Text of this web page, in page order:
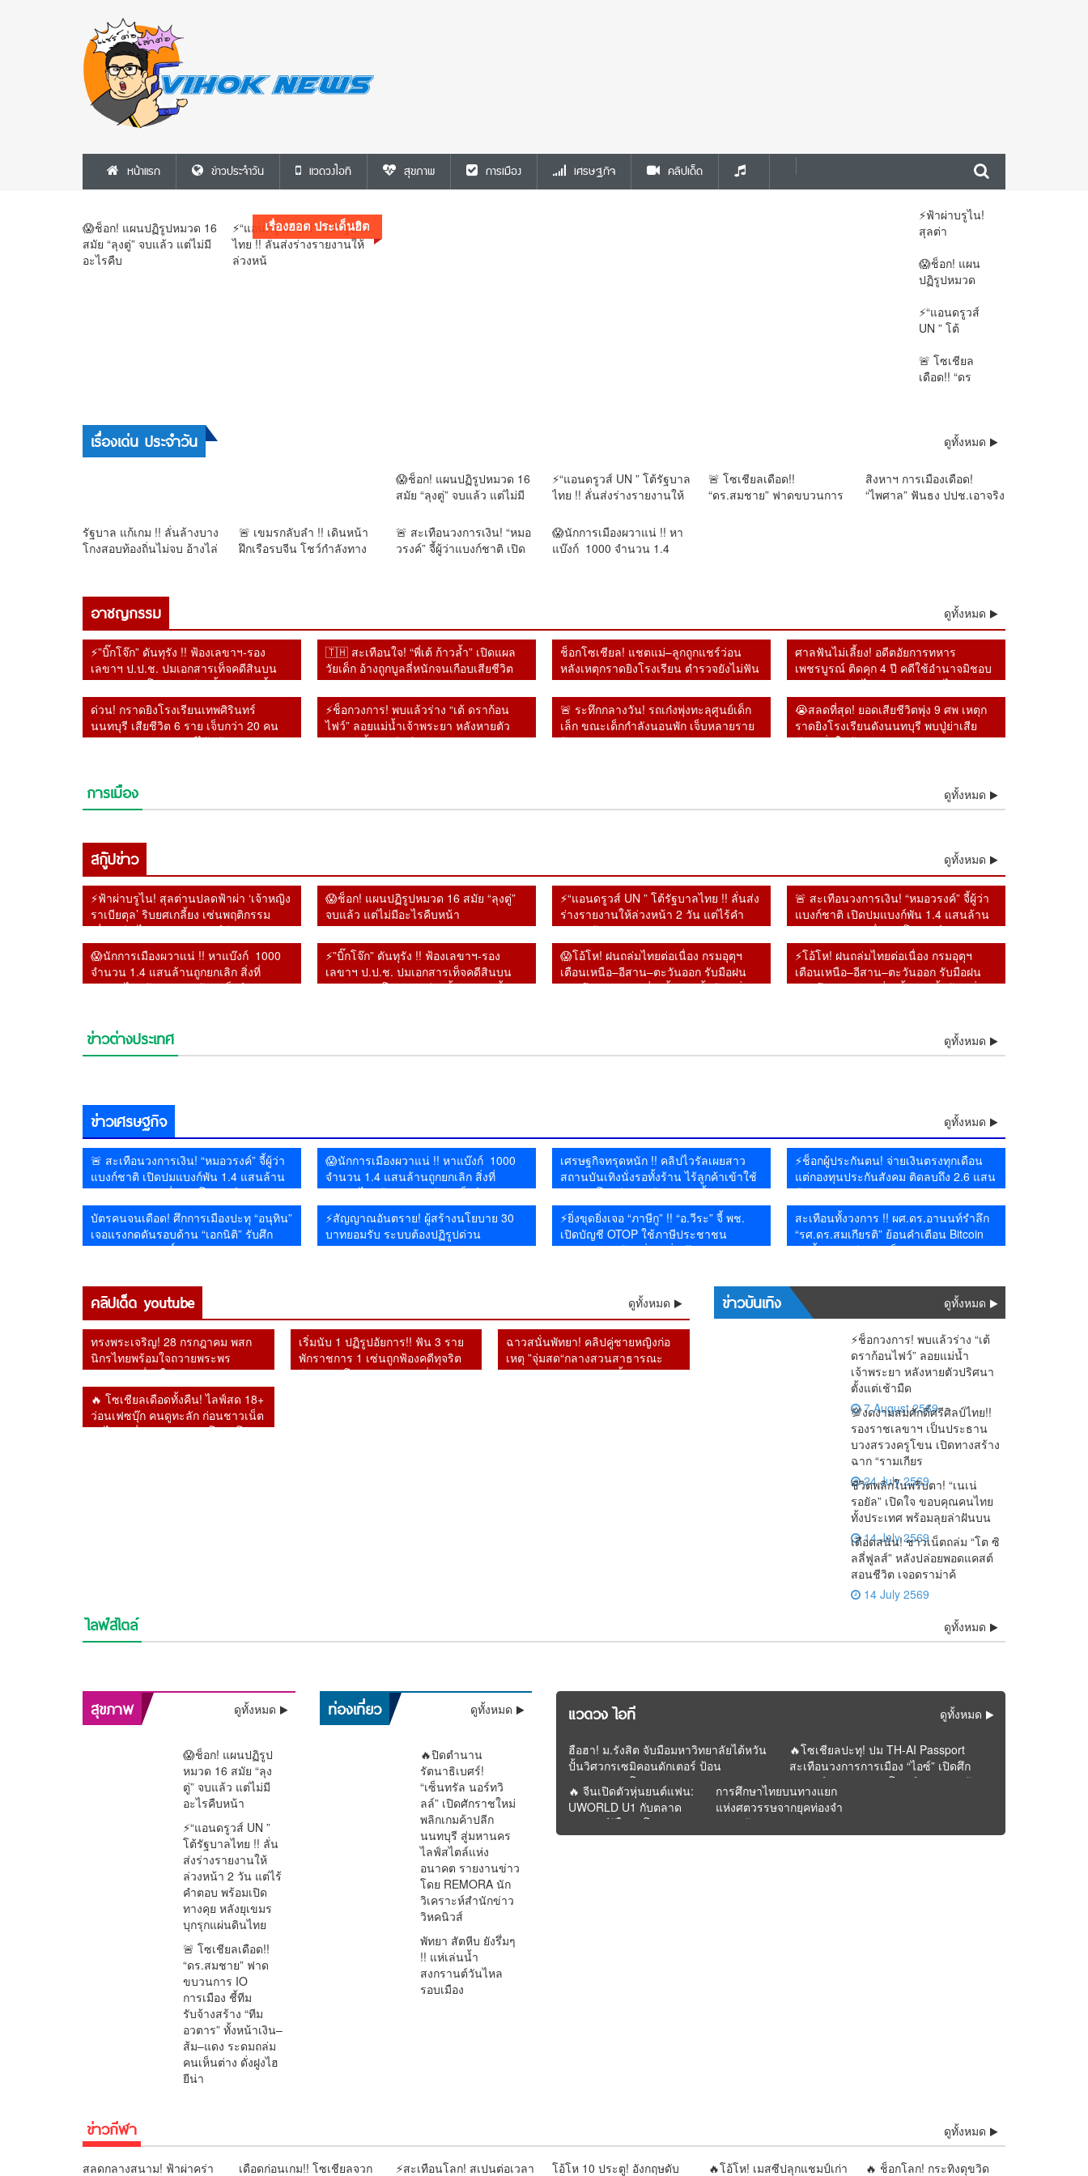
หน้าแรก ข่าวประจำวัน แวดวงไอที สุขภาพ การเมือง เศรษฐกิจ คลิปเด็ด
เรื่องฮอต ประเด็นฮิต
ราเบียตุล’ ริบยศเกลี้ยง เซ่นพฤติกรรมเสื่อม
เสีย-ไม่เคารพราชวงศ์😱
😱ช็อก! แผนปฏิรูปหมวด 16
สมัย “ลุงตู่” จบแล้ว แต่ไม่มี
อะไรคืบ
⚡“แอนดรูวส์ UN ” โต้รัฐบาล
ไทย !! ลั่นส่งร่างรายงานให้
ล่วงหน้
ริบยศเกลี้ยง เซ่นพฤติกรรมเสื่อมเสีย-ไม่เคารพ
ราชวงศ์😱
⚡ฟ้าผ่าบรูไน!
สุลต่า
😱ช็อก! แผน
ปฏิรูปหมวด
⚡“แอนดรูวส์
UN ” โต้
🚨 โซเชียล
เดือด!! “ดร
เรื่องเด่น ประจำวัน ดูทั้งหมด
ไม่เคารพราชวงศ์😱
😱ช็อก! แผนปฏิรูปหมวด 16
สมัย “ลุงตู่” จบแล้ว แต่ไม่มี
⚡“แอนดรูวส์ UN ” โต้รัฐบาล
ไทย !! ลั่นส่งร่างรายงานให้
พร้อมเปิดทางคุย หลังยุเขมร
บุกรุกแผ่นดินไทย
🚨 โซเชียลเดือด!!
“ดร.สมชาย” ฟาดขบวนการ
สิงหาฯ การเมืองเดือด!
“ไพศาล” ฟันธง ปปช.เอาจริง
รัฐบาล แก้เกม !! ลั่นล้างบาง
โกงสอบท้องถิ่นไม่จบ อ้างไล่
พรรคโดนจับ
🚨 เขมรกลับลำ !! เดินหน้า
ฝึกเรือรบจีน โชว์กำลังทาง
🚨 สะเทือนวงการเงิน! “หมอ
วรงค์” จี้ผู้ว่าแบงก์ชาติ เปิด
😱นักการเมืองผวาแน่ !! หา
แบ๊งก์ 1000 จำนวน 1.4
อาชญกรรม ดูทั้งหมด
⚡”บิ๊กโจ๊ก” ดันทุรัง !! ฟ้องเลขาฯ-รอง
เลขาฯ ป.ป.ช. ปมเอกสารเท็จคดีสินบน
ทองคำ หลังโดนศาลฎีกาตั้งองคณะชี้มูล
ความผิดไปแล้ว
🇹🇭 สะเทือนใจ! “พี่เต้ ก้าวล้ำ” เปิดแผล
วัยเด็ก อ้างถูกบูลลี่หนักจนเกือบเสียชีวิต
ช็อกโซเชียล! แชตแม่–ลูกถูกแชร์ว่อน
หลังเหตุกราดยิงโรงเรียน ตำรวจยังไม่ฟัน
ธงของจริง
ศาลฟันไม่เลี้ยง! อดีตอัยการทหาร
เพชรบูรณ์ ติดคุก 4 ปี คดีใช้อำนาจมิชอบ
รายงานคดียาไม่ตรงความจริง ไม่รอ
ลงอาญา
ด่วน! กราดยิงโรงเรียนเทพศิรินทร์
นนทบุรี เสียชีวิต 6 ราย เจ็บกว่า 20 คน
ตำรวจคุมสถานการณ์ได้แล้ว
⚡ช็อกวงการ! พบแล้วร่าง “เต้ ดราก้อน
ไฟว์” ลอยแม่น้ำเจ้าพระยา หลังหายตัว
ปริศนาตั้งแต่เช้ามืด
🚨 ระทึกกลางวัน! รถเก๋งพุ่งทะลุศูนย์เด็ก
เล็ก ขณะเด็กกำลังนอนพัก เจ็บหลายราย
ผู้ปกครองแห่รุดดูอาการ
😭สลดที่สุด! ยอดเสียชีวิตพุ่ง 9 ศพ เหตุก
ราดยิงโรงเรียนดังนนทบุรี พบปู่ย่าเสีย
ชีวิตเพิ่มในบ้าน
การเมือง ดูทั้งหมด
สกู๊ปข่าว ดูทั้งหมด
⚡ฟ้าผ่าบรูไน! สุลต่านปลดฟ้าผ่า ‘เจ้าหญิง
ราเบียตุล’ ริบยศเกลี้ยง เซ่นพฤติกรรม
เสื่อมเสีย-ไม่เคารพราชวงศ์😱
😱ช็อก! แผนปฏิรูปหมวด 16 สมัย “ลุงตู่”
จบแล้ว แต่ไม่มีอะไรคืบหน้า
⚡“แอนดรูวส์ UN ” โต้รัฐบาลไทย !! ลั่นส่ง
ร่างรายงานให้ล่วงหน้า 2 วัน แต่ไร้คำ
ตอบ พร้อมเปิดทางคุย หลังยุเขมรบุกรุก
แผ่นดินไทย
🚨 สะเทือนวงการเงิน! “หมอวรงค์” จี้ผู้ว่า
แบงก์ชาติ เปิดปมแบงก์พัน 1.4 แสนล้าน
หายจากระบบ เชื่ออาจโยงคอร์รัปชัน–ทุน
เทา
😱นักการเมืองผวาแน่ !! หาแบ๊งก์ 1000
จำนวน 1.4 แสนล้านถูกยกเลิก สิ่งที่
รัฐบาลไม่กล้าทำ หลัง ผู้ว่าแบ็งก์ชาติยัน
⚡”บิ๊กโจ๊ก” ดันทุรัง !! ฟ้องเลขาฯ-รอง
เลขาฯ ป.ป.ช. ปมเอกสารเท็จคดีสินบน
ทองคำ หลังโดนศาลฎีกาตั้งองคณะชี้มูล
😱โอ้โห! ฝนถล่มไทยต่อเนื่อง กรมอุตุฯ
เตือนเหนือ–อีสาน–ตะวันออก รับมือฝน
หนักถึงหนักมาก เสี่ยงน้ำป่า–น้ำล้นตลิ่ง
⚡โอ้โห! ฝนถล่มไทยต่อเนื่อง กรมอุตุฯ
เตือนเหนือ–อีสาน–ตะวันออก รับมือฝน
หนักถึงหนักมาก เสี่ยงน้ำป่า–น้ำล้นตลิ่ง
ข่าวต่างประเทศ ดูทั้งหมด
⚡ฟ้าผ่าบรูไน! สุลต่านปลด
ฟ้าผ่า ‘เจ้าหญิงราเบียตุล’
ราชวงศ์😱
รัฐบาลไทย !! ลั่นส่งร่าง
เลขาฯ-รองเลขาฯ ป.ป.ช.
เนื่อง กรมอุตุฯ เตือนเหนือ–
เนื่อง กรมอุตุฯ เตือนเหนือ–
🔥อิหร่านงัดไม้แข็ง!
เตรียมห้ามเรือสหรัฐฯ-อิส
ด่วน! สหรัฐฯ ผวา
แฮกเกอร์โยงอิหร่าน ถล่ม
ไซเบอร์เดือด
เดี่ยว พันธมิตรยุโรปทยอย
อินโดนีเซียรวบนักบิน
!! หลอกหญิงถือ ยัดกาแฟ
อิหร่านเป็นมิตร แต่จะไม่
ช็อกห้องประชุมโลก!
สหรัฐฯ ลุกออกทันทีเมื่อ
ข่าวเศรษฐกิจ ดูทั้งหมด
🚨 สะเทือนวงการเงิน! “หมอวรงค์” จี้ผู้ว่า
แบงก์ชาติ เปิดปมแบงก์พัน 1.4 แสนล้าน
หายจากระบบ เชื่ออาจโยงคอร์รัปชัน–ทุน
เทา
😱นักการเมืองผวาแน่ !! หาแบ๊งก์ 1000
จำนวน 1.4 แสนล้านถูกยกเลิก สิ่งที่
รัฐบาลไม่กล้าทำ หลัง ผู้ว่าแบ็งก์ชาติยัน
หายไปจากระบบ
เศรษฐกิจทรุดหนัก !! คลิปไวรัลเผยสาว
สถานบันเทิงนั่งรอทั้งร้าน ไร้ลูกค้าเข้าใช้
บริการ โซเชียลสะท้อนกำลังซื้อหดตัว
⚡ช็อกผู้ประกันตน! จ่ายเงินตรงทุกเดือน
แต่กองทุนประกันสังคม ติดลบถึง 2.6 แสน
ล้าน
บัตรคนจนเดือด! ศึกการเมืองปะทุ “อนุทิน”
เจอแรงกดดันรอบด้าน “เอกนิติ” รับศึก
หนักคัดกรองสิทธิ์
⚡สัญญาณอันตราย! ผู้สร้างนโยบาย 30
บาทยอมรับ ระบบต้องปฏิรูปด่วน
⚡ยิ่งขุดยิ่งเจอ “ภาษีกู” !! “อ.วีระ” จี้ พช.
เปิดบัญชี OTOP ใช้ภาษีประชาชน
มหาศาล แต่ร้านยิ่งทำยิ่งเจ๊ง
สะเทือนทั้งวงการ !! ผศ.ดร.อานนท์รำลึก
“รศ.ดร.สมเกียรติ” ย้อนคำเตือน Bitcoin
วันนี้หลายคดีกลายเป็นจริง
คลิปเด็ด youtube ดูทั้งหมด
ทรงพระเจริญ! 28 กรกฎาคม พสก
นิกรไทยพร้อมใจถวายพระพร
ชัยมงคล เนื่องในวันเฉลิม
พระชนมพรรษา 74 พรรษา
เริ่มนับ 1 ปฏิรูปอัยการ!! ฟัน 3 ราย
พักราชการ 1 เซ่นถูกฟ้องคดีทุจริต
อีก 2 รายโดนวินัย หลังเปลี่ยน
ฉาวสนั่นพัทยา! คลิปคู่ชายหญิงก่อ
เหตุ ”จุ่มสด“กลางสวนสาธารณะ
รปภ.เผยเดินตรวจผ่านขั้นผงะ
🔥 โซเชียลเดือดทั้งคืน! ไลฟ์สด 18+
ว่อนเฟซบุ๊ก คนดูทะลัก ก่อนชาวเน็ต
ตาไวพบชื่อ “กรมควบคุมโรค” โผล่
ข่าวบันเทิง ดูทั้งหมด
⚡ช็อกวงการ! พบแล้วร่าง “เต้
ดราก้อนไฟว์” ลอยแม่น้ำ
เจ้าพระยา หลังหายตัวปริศนา
ตั้งแต่เช้ามืด
7 August 2569
💯งดงามสมศักดิ์ศรีศิลป์ไทย!!
รองราชเลขาฯ เป็นประธาน
บวงสรวงครูโขน เปิดทางสร้าง
ฉาก “รามเกียร
24 July 2569
ชีวิตพลิกในพริบตา! “เนเน่
รอยัล” เปิดใจ ขอบคุณคนไทย
ทั้งประเทศ พร้อมลุยล่าฝันบน
14 July 2569
เดือดสนั่น! ชาวเน็ตถล่ม “โต ซิ
ลลี่ฟูลส์” หลังปล่อยพอดแคสต์
สอนชีวิต เจอดราม่าค้
14 July 2569
ไลฟ์สไตล์ ดูทั้งหมด
⚡ช็อกวงการ! พบแล้วร่าง
“เต้ ดราก้อนไฟว์” ลอย
ไทย!! รองราชเลขาฯ เป็น
“รามเกียรติ์ ตอน สีดา”
ก่อนเปิดม่าน พ.ย.นี้
รอยัล” เปิดใจ ขอบคุณคน
“โต ซิลลี่ฟูลส์” หลังปล่อย
ศร
คลิป “เนเน่ รอยัล” ซ้ำ
🚨 ด่วน! “หนุ่ม กรรชัย”
เปิดผลตรวจ DNA ชี้ชัด
อิสรภาพคืนร็อกสตาร์!!
“เสก โลโซ” พ้นเรือนจำ
สั่งคุก “ปู มัณฑนา” 2 ปี ไม่
ติณ” สีหน้าเคร่งเครียด
รีดา” พ่อแม่ร่วมให้กำลังใจ
BLACKPINK” สร้างชื่อ
ใหญ่
สัญญาณเตือน “รายการ
ความจริงโผล่ ! “ทราย
สก๊อต” อ้างหลักฐาน
สุขภาพ ดูทั้งหมด
ชง 3 ยุทธศาสตร์ใหญ่ ทลายคอขวด
ระบบรักษา
😱ช็อก! แผนปฏิรูป
หมวด 16 สมัย “ลุง
ตู่” จบแล้ว แต่ไม่มี
อะไรคืบหน้า
⚡“แอนดรูวส์ UN ”
โต้รัฐบาลไทย !! ลั่น
ส่งร่างรายงานให้
ล่วงหน้า 2 วัน แต่ไร้
คำตอบ พร้อมเปิด
ทางคุย หลังยุเขมร
บุกรุกแผ่นดินไทย
🚨 โซเชียลเดือด!!
“ดร.สมชาย” ฟาด
ขบวนการ IO
การเมือง ชี้ทีม
รับจ้างสร้าง “ทีม
อวตาร” ทั้งหน้าเงิน–
ส้ม–แดง ระดมถล่ม
คนเห็นต่าง ดั่งฝูงไฮ
ยีน่า
ท่องเที่ยว ดูทั้งหมด
“ตะวันออก–อันดามัน” หนักมาก
กทม.โดน 60% ระวังน้ำท่วม
🔥ปิดตำนาน
รัตนาธิเบศร์!
“เซ็นทรัล นอร์ทวิ
ลล์” เปิดศักราชใหม่
พลิกเกมค้าปลีก
นนทบุรี สู่มหานคร
ไลฟ์สไตล์แห่ง
อนาคต รายงานข่าว
โดย REMORA นัก
วิเคราะห์สำนักข่าว
วิหคนิวส์
พัทยา สัตหีบ ยังรึ่มๆ
!! แห่เล่นน้ำ
สงกรานต์วันไหล
รอบเมือง
แวดวง ไอที ดูทั้งหมด
ฮือฮา! ม.รังสิต จับมือมหาวิทยาลัยไต้หวัน
ปั้นวิศวกรเซมิคอนดักเตอร์ ป้อน
อุตสาหกรรมโลก
🔥โซเชียลปะทุ! ปม TH-AI Passport
สะเทือนวงการการเมือง “ไอซ์” เปิดศึก
วิจารณ์ “ภาวุธ” ก่อนโพสต์หายจากหน้า
ฟีด
🔥 จีนเปิดตัวหุ่นยนต์แฟน:
UWORLD U1 กับตลาด
“หุ่นยนต์รู้ใจคนโสด” |
รายงานโดย REMORA นัก
การศึกษาไทยบนทางแยก
แห่งศตวรรษจากยุคท่องจำ
สู่ยุคสร้างคุณค่า : อนาคต
จะรุ่งหรือร่วงอยู่ที่การ
ข่าวกีฬา ดูทั้งหมด
สลดกลางสนาม! ฟ้าผ่าคร่า เดือดก่อนเกม!! โซเชียลจวก ⚡สะเทือนโลก! สเปนต่อเวลา โอ้โห 10 ประตู! อังกฤษดับ 🔥โอ้โห! เมสซีปลุกแชมป์เก่า 🔥 ช็อกโลก! กระทิงดุขวิด